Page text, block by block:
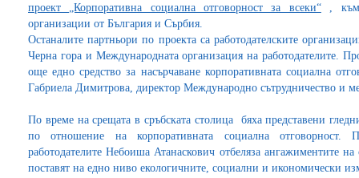
проект „Корпоративна социална отговорност за всеки“, към
организации от България и Сърбия.
Останалите партньори по проекта са работодателските
Черна гора и Международната организация на работодателите.
още едно средство за насърчаване корпоративната социална
Габриела Димитрова, директор Международно сътрудничество и
По време на срещата в сръбската столица бяха представени
по отношение на корпоративната социална отговорност.
работодателите Небоиша Атанаскович отбеляза ангажиментите
поставят на едно ниво екологичните, социални и икономически